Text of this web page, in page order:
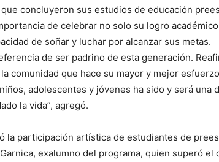
concluyeron sus estudios de educación
de celebrar no solo su logro
de soñar y luchar por alcanzar sus metas.
de ser padrino de esta generación.
comunidad que hace su mayor y mejor
adolescentes y jóvenes ha sido y será una
la vida”, agregó.
la participación artística de estudiantes de
exalumno del programa, quien superó el